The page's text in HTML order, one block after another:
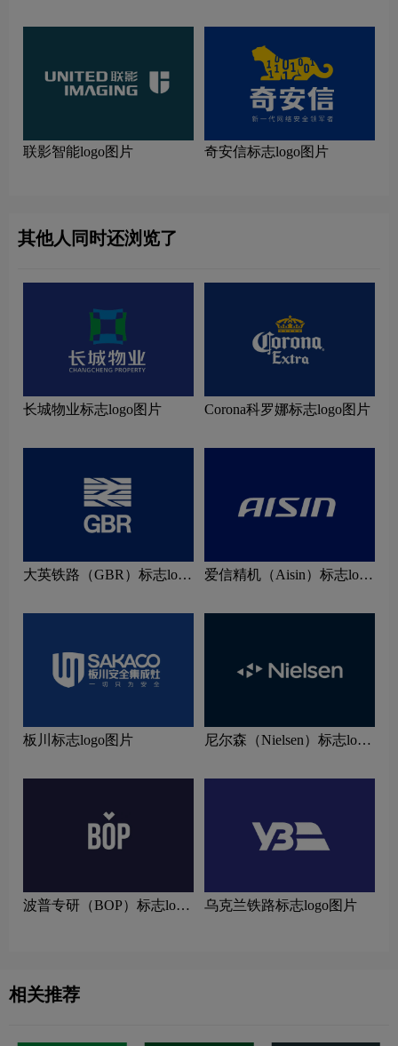
联影智能logo图片 奇安信标志logo图片
其他人同时还浏览了
长城物业标志logo图片 Corona科罗娜标志logo图片
大英铁路（GBR）标志logo
爱信精机（Aisin）标志logo
板川标志logo图片
尼尔森（Nielsen）标志logo
波普专研（BOP）标志logo
乌克兰铁路标志logo图片
相关推荐